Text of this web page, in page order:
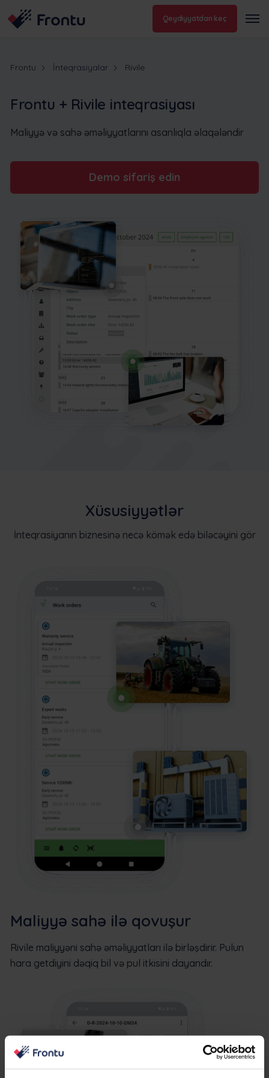
Qeydiyyatdan keç
Frontu İnteqrasiyalar Rivile
Frontu + Rivile inteqrasiyası
Maliyyə və sahə əməliyyatlarını asanlıqla əlaqələndir
Demo sifariş edin
Xüsusiyyətlər
İnteqrasiyanın biznesinə necə kömək edə biləcəyini gör
Maliyyə sahə ilə qovuşur
Rivile maliyyəni sahə əməliyyatları ilə birləşdirir. Pulun
hara getdiyini dəqiq bil və pul itkisini dayandır.